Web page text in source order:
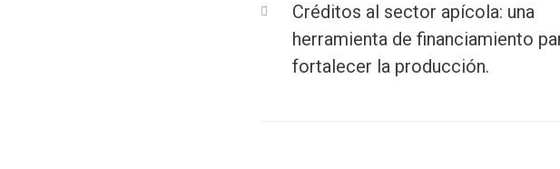
Créditos al sector apícola: una
herramienta de financiamiento
fortalecer la producción.